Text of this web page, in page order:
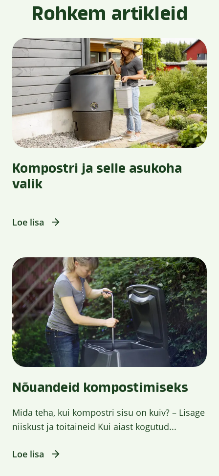
Rohkem artikleid
Kompostri ja selle asukoha
valik
Loe lisa
Nõuandeid kompostimiseks
Mida teha, kui kompostri sisu on kuiv? – Lisage
niiskust ja toitaineid Kui aiast kogutud...
Loe lisa